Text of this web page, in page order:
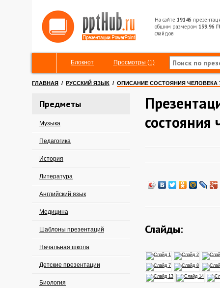
На сайте 19146
общим размером 139.96
слайдов
Блокнот Просмотры (1)
ГЛАВНАЯ / РУССКИЙ ЯЗЫК / ОПИСАНИЕ СОСТОЯНИЯ ЧЕЛОВЕКА
Предметы
Музыка
Педагогика
История
Литература
Английский язык
Медицина
Шаблоны презентаций
Начальная школа
Детские презентации
Биология
состояния
Слайды: